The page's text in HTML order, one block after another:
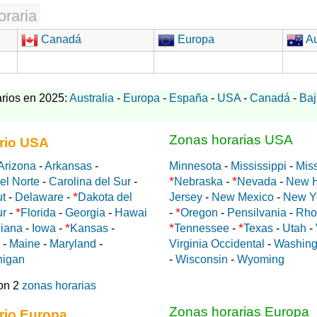
Canadá Europa
en 2025: Australia - Europa - España - USA- Canadá -
USA Zonas horarias USA
-Arkansas -
Norte - Carolina del Sur -
- Delaware - *Dakota del
- *Florida - Georgia - Hawai
- Iowa - *Kansas -
- Maine - Maryland -
Minnesota - Mississippi -
*Nebraska - *Nevada - New
Jersey - New Mexico - New
- *Oregon - Pensilvania -
*Tennessee - *Texas - Utah -
Virginia Occidental -
- Wisconsin - Wyoming
2 zonas horarias
Zonas horarias Europa